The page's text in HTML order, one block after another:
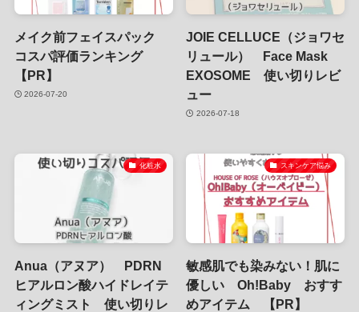
メイク前フェイスパック
コスパ評価ランキング
【PR】
2026-07-20
JOIE CELLUCE（ジョワセ
リュール） Face Mask
EXOSOME 使い切りレビ
ュー
2026-07-18
化粧水
Anua（アヌア） PDRN
ヒアルロン酸ハイドレイテ
ィングミスト 使い切りレ
スキンケア悩み
敏感肌でも染みない！肌に
優しい Oh!Baby おすす
めアイテム 【PR】